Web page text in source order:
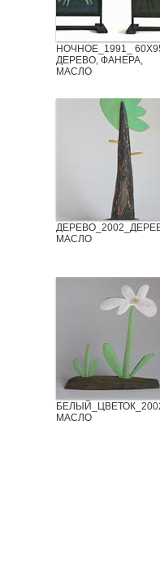
НОЧНОЕ_1991_
ДЕРЕВО, ФАНЕРА,
МАСЛО
МАСЛО
МАСЛО